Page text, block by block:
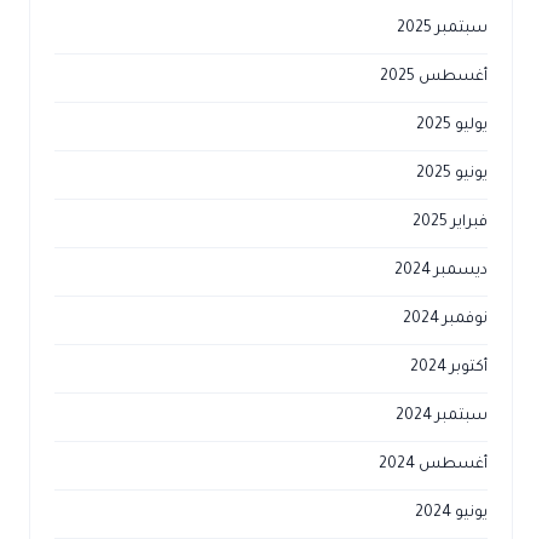
سبتمبر 2025
أغسطس 2025
يوليو 2025
يونيو 2025
فبراير 2025
ديسمبر 2024
نوفمبر 2024
أكتوبر 2024
سبتمبر 2024
أغسطس 2024
يونيو 2024